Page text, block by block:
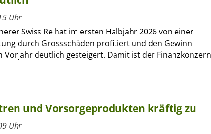
Uhr
Swiss Re hat im ersten Halbjahr 2026 von einer
durch Grossschäden profitiert und den Gewinn
Vorjahr deutlich gesteigert. Damit ist der Finanzkonzern
und Vorsorgeprodukten kräftig zu
Uhr